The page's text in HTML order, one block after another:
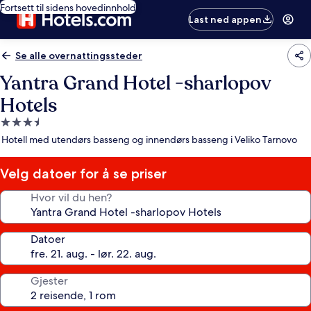
Fortsett til sidens hovedinnhold
Last ned appen
Se alle overnattingssteder
Yantra Grand Hotel -sharlopov
Hotels
Overnattingssted
med
stjerner
Hotell med utendørs basseng og innendørs basseng i Veliko Tarnovo
Velg datoer for å se priser
Hvor vil du hen?
Datoer
Gjester